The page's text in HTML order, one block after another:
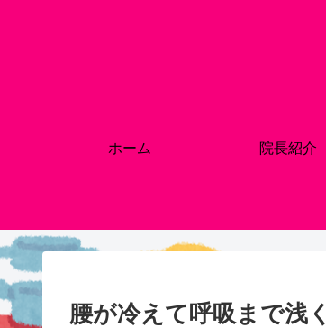
ホーム 院長紹介
腰が冷えて呼吸まで浅